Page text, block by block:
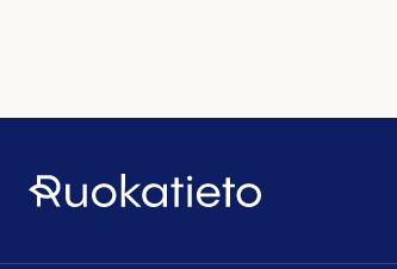
Ruokatieto